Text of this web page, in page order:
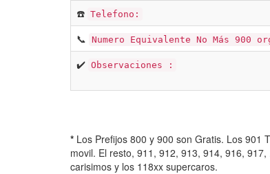
☎️ Telefono:
📞 Numero Equivalente No Más 900
✔️ Observaciones :
* Los Prefijos 800 y 900 son Gratis. Los 901
movil. El resto, 911, 912, 913, 914, 916, 917,
carisimos y los 118xx supercaros.